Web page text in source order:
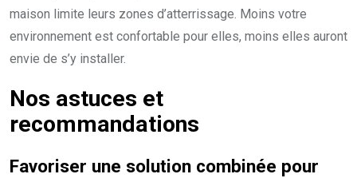
maison limite leurs zones d’atterrissage. Moins votre
environnement est confortable pour elles, moins elles auront
envie de s’y installer.
Nos astuces et
recommandations
Favoriser une solution combinée pour